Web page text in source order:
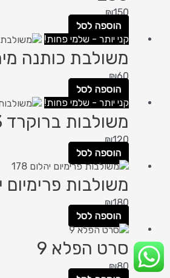
₪150
הוספה לסל
קני יותר - שלמי פחות!
משולבת כותנה מיה
₪60
הוספה לסל
קני יותר - שלמי פחות!
משולבות ברוקרד 23
₪120
הוספה לסל
משולבות פרימיום
₪180
הוספה לסל
סרט הפלא 9
₪80